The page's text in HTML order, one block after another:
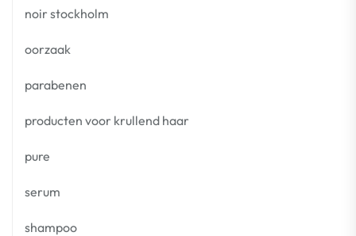
noir stockholm
oorzaak
parabenen
producten voor krullend haar
pure
serum
shampoo